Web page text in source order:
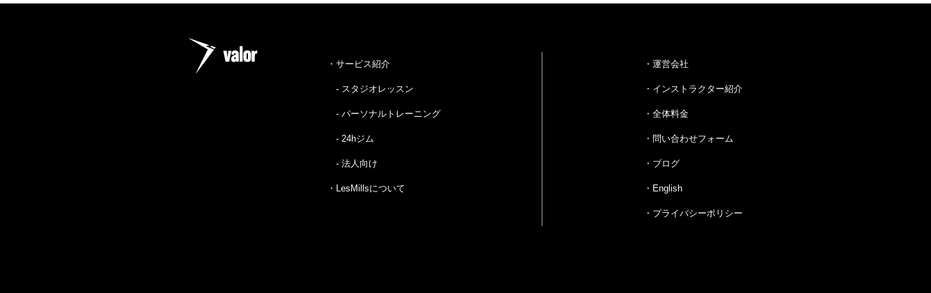
・サービス紹介
- スタジオレッスン
- パーソナルトレーニング
- 24hジム
- 法人向け
・LesMillsについて
・運営会社
・インストラクター紹介
・全体料金
・問い合わせフォーム
・ブログ
・English
・プライバシーポリシー